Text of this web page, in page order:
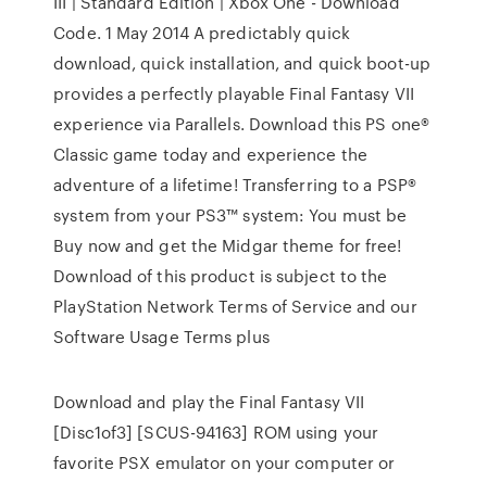
Code. 1 May 2014 A predictably quick
download, quick installation, and quick boot-up
provides a perfectly playable Final Fantasy VII
experience via Parallels. Download this PS one®
Classic game today and experience the
adventure of a lifetime! Transferring to a PSP®
system from your PS3™ system: You must be
Buy now and get the Midgar theme for free!
Download of this product is subject to the
PlayStation Network Terms of Service and our
Software Usage Terms plus
Download and play the Final Fantasy VII
[Disc1of3] [SCUS-94163] ROM using your
favorite PSX emulator on your computer or